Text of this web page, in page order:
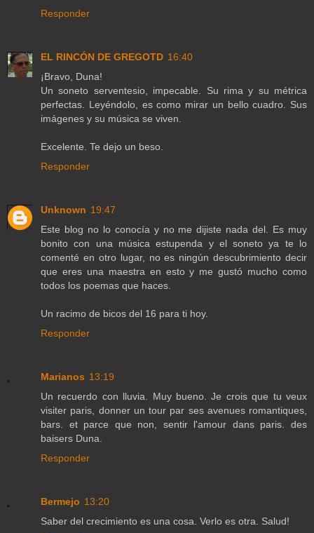
Responder
EL RINCÓN DE GREGOTD 16:40
¡Bravo, Duna!
Un soneto serventesio, impecable. Su rima y su métrica
perfectas. Leyéndolo, es como mirar un bello cuadro. Sus
imágenes y su música se viven.
Excelente. Te dejo un beso.
Responder
Unknown 19:47
Este blog no lo conocía y no me dijiste nada del. Es muy
bonito con una música estupenda y el soneto ya te lo
comenté en otro lugar, no es ningún descubrimiento decir
que eres una maestra en esto y me gustó mucho como
todos los poemas que haces.
Un racimo de bicos del 16 para ti hoy.
Responder
Marianos 13:19
Un recuerdo con lluvia. Muy bueno. Je crois que tu veux
visiter paris, donner un tour par ses avenues romantiques,
bars. et parce que non, sentir l'amour dans paris. des
baisers Duna.
Responder
Bermejo 13:20
Saber del crecimiento es una cosa. Verlo es otra. Salud!